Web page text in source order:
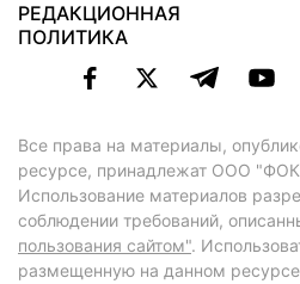
РЕДАКЦИОННАЯ
ПОЛИТИКА
Все права на материалы,
ресурсе, принадлежат ООО
Использование материалов
соблюдении требований,
пользования сайтом".
размещенную на данном